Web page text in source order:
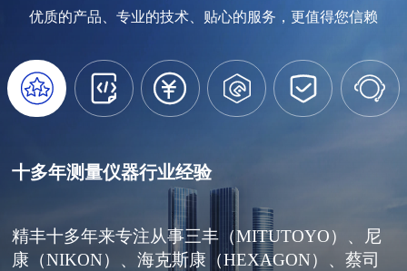
优质的产品、专业的技术、贴心的服务，更值得您信赖
     
十多年测量仪器行业经验
精丰十多年来专注从事三丰（MITUTOYO）、尼
康（NIKON）、海克斯康（HEXAGON）、蔡司